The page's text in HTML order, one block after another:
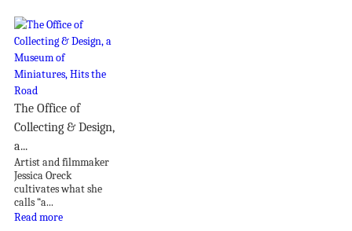
The Office of
Collecting & Design,
a...
Artist and filmmaker
Jessica Oreck
cultivates what she
calls “a...
Read more